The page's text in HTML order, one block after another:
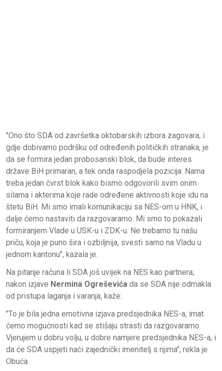
"Ono što SDA od završetka oktobarskih izbora zagovara, i
gdje dobivamo podršku od određenih političkih stranaka, je
da se formira jedan probosanski blok, da bude interes
države BiH primaran, a tek onda raspodjela pozicija. Nama
treba jedan čvrst blok kako bismo odgovorili svim onim
silama i akterima koje rade određene aktivnosti koje idu na
štetu BiH. Mi smo imali komunikaciju sa NES-om u HNK, i
dalje ćemo nastaviti da razgovaramo. Mi smo to pokazali
formiranjem Vlade u USK-u i ZDK-u. Ne trebamo tu našu
priču, koja je puno šira i ozbiljnija, svesti samo na Vladu u
jednom kantonu", kazala je.
Na pitanje računa li SDA još uvijek na NES kao partnera,
nakon izjave Nermina Ogreševića da se SDA nije odmakla
od pristupa laganja i varanja, kaže:
"To je bila jedna emotivna izjava predsjednika NES-a, imat
ćemo mogućnosti kad se stišaju strasti da razgovaramo.
Vjerujem u dobru volju, u dobre namjere predsjednika NES-a, i
da će SDA uspjeti naći zajednički imenitelj s njima", rekla je
Obuća.